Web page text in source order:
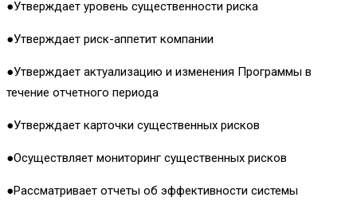
●Утверждает уровень существенности риска
●Утверждает риск-аппетит компании
●Утверждает актуализацию и изменения Программы в
течение отчетного периода
●Утверждает карточки существенных рисков
●Осуществляет мониторинг существенных рисков
●Рассматривает отчеты об эффективности системы